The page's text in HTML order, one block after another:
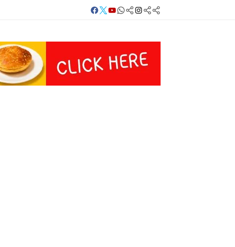
Facebook
Twitter
Youtube
Whatsapp
बलिया
लाइव
FOLLOW/JOIN
करें
Instagram
Telegram